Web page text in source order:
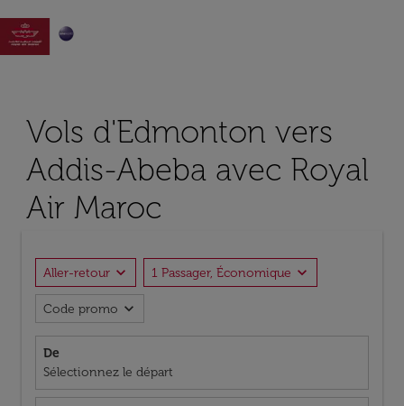

Vols d'Edmonton vers
Addis-Abeba avec Royal
Air Maroc
Aller-retour expand_more 1 Passager, Économique expand_more
Code promo expand_more
De
Sélectionnez le départ